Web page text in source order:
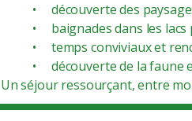
• découverte des
• baignades dans les lacs
• temps conviviaux et
• découverte de la faune
Un séjour ressourçant, entre